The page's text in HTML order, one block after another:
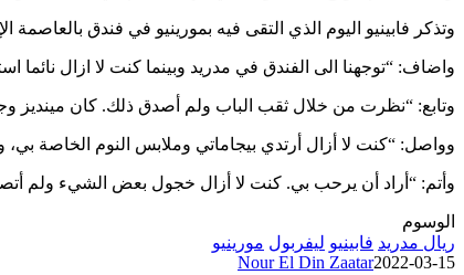
وتذكر فابينيو اليوم الذي التقى فيه بمورينيو في فندق بالعاصمة
واضاف: “توجهنا الى الفندق في مدريد وبينما كنت لا ازال
وتابع: “نظرت من خلال ثقب الباب ولم أصدق ذلك. كان مينديز
وواصل: “كنت لا أزال أرتدي بيجاماتي وملابس النوم الخاصة
وأتم: “أراد أن يرحب بي. كنت لا أزال خجول بعض الشيء ولم
الوسوم
ريال مدريد فابينيو ليفربول مورينيو
Nour El Din Zaatar2022-03-15